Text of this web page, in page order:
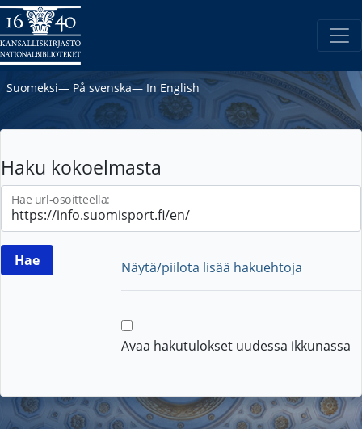
Suomeksi― På svenska― In English
Haku kokoelmasta
Hae url-osoitteella:
Näytä/piilota lisää hakuehtoja
Avaa hakutulokset uudessa ikkunassa